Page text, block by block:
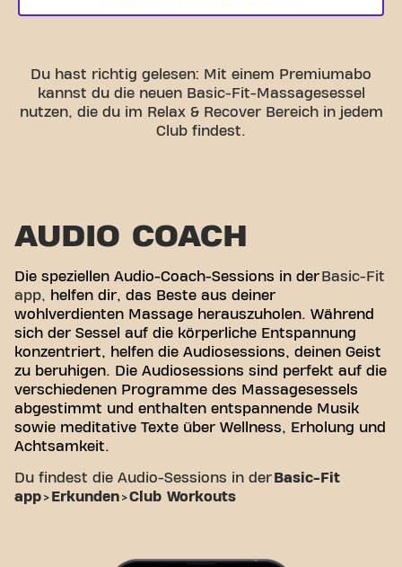
Du hast richtig gelesen: Mit einem Premiumabo
kannst du die neuen Basic-Fit-Massagesessel
nutzen, die du im Relax & Recover Bereich in jedem
Club findest.
AUDIO COACH
Die speziellen Audio-Coach-Sessions in der Basic-Fit
app,
helfen dir, das Beste aus deiner
wohlverdienten Massage herauszuholen. Während
sich der Sessel auf die körperliche Entspannung
konzentriert, helfen die Audiosessions, deinen Geist
zu beruhigen. Die Audiosessions sind perfekt auf die
verschiedenen Programme des Massagesessels
abgestimmt und enthalten entspannende Musik
sowie meditative Texte über Wellness, Erholung und
Achtsamkeit.
Du findest die Audio-Sessions in der Basic-Fit
app> Erkunden>Club Workouts